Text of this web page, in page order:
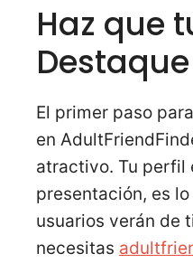
Haz que
Destaque
El primer paso
en
atractivo. Tu perfil
presentación, es
usuarios verán de
necesitas